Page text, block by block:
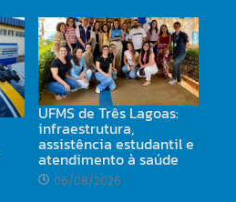
UFMS de Três Lagoas:
infraestrutura,
assistência estudantil e
atendimento à saúde
06/08/2026